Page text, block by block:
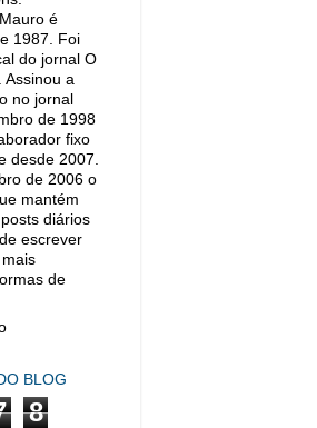
é
1987. Foi
do jornal O
Assinou a
no jornal
de 1998
fixo
desde 2007.
de 2006 o
mantém
diários
escrever
de
BLOG
8